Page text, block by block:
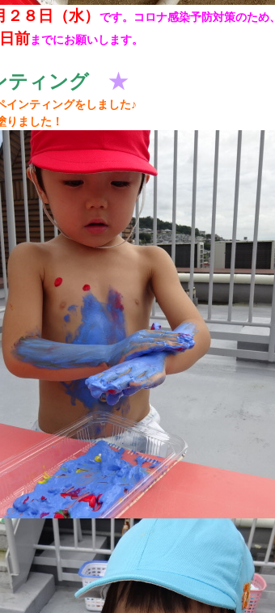
２８日（水） です。コロナ感染予防対策のため、
前までにお願いします。
ティング★
インティングをしました♪
りました！